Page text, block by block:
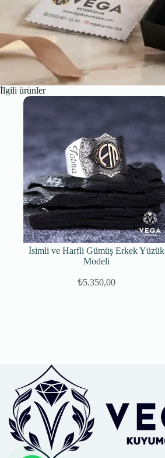
İlgili ürünler
İsimli ve Harfli Gümüş Erkek Yüzük
Modeli
₺5.350,00